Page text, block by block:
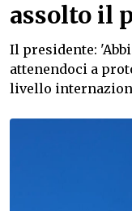
assolto il
Il presidente:
attenendoci a
livello